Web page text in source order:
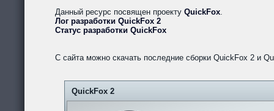
Данный ресурс посвящен проекту QuickFox.
Лог разработки QuickFox 2
Статус разработки QuickFox
С сайта можно скачать последние сборки QuickFox 2 и
QuickFox 2